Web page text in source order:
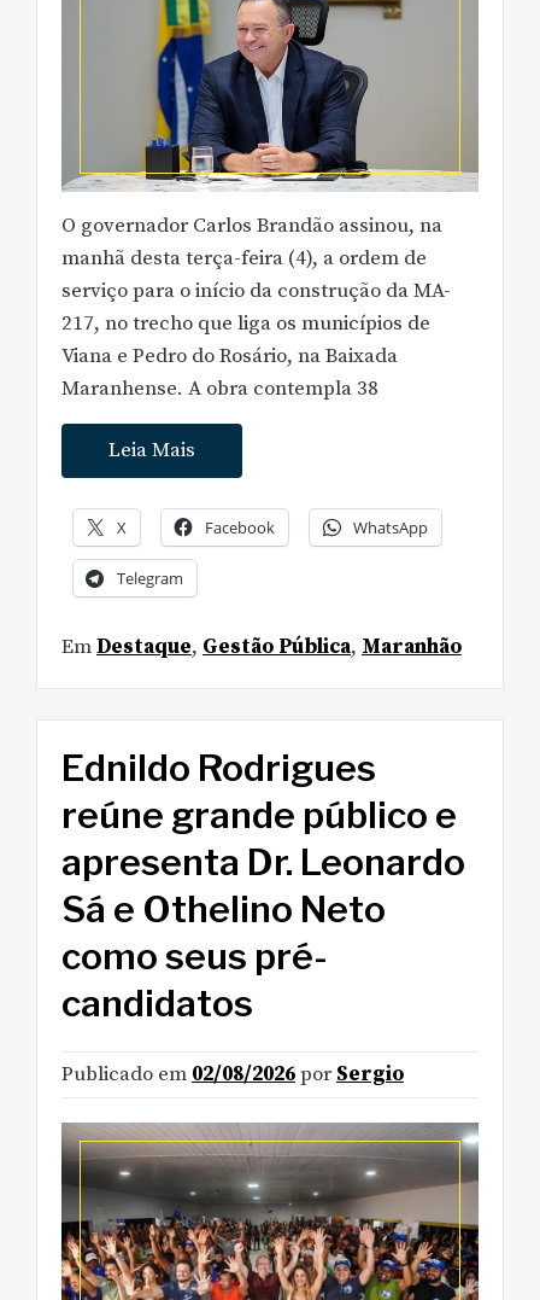
O governador Carlos Brandão assinou, na
manhã desta terça-feira (4), a ordem de
serviço para o início da construção da MA-
217, no trecho que liga os municípios de
Viana e Pedro do Rosário, na Baixada
Maranhense. A obra contempla 38
Leia Mais
X Facebook WhatsApp
Telegram
EmDestaque, Gestão Pública, Maranhão
Ednildo Rodrigues
reúne grande público e
apresenta Dr. Leonardo
Sá e Othelino Neto
como seus pré-
candidatos
Publicado em 02/08/2026por Sergio